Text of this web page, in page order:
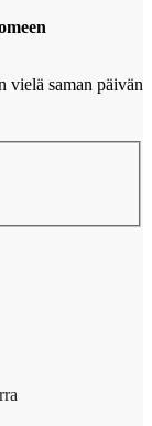
vielä saman päivän